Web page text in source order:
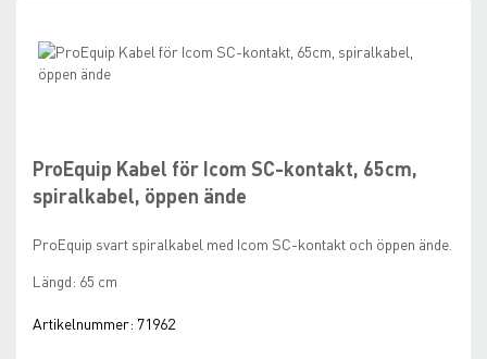
ÅTERFÖRSÄLJARE
LADDA NER
ProEquip Kabel för Icom SC-kontakt, 65cm,
spiralkabel, öppen ände
ProEquip svart spiralkabel med Icom SC-kontakt och öppen ände.
Längd: 65 cm
Artikelnummer: 71962
Skip
to
the
images
gallery
beginning
of
the
gallery